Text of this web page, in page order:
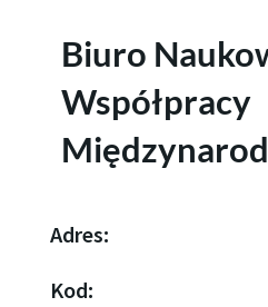
Biuro
Współpracy
Adres:
Kod: